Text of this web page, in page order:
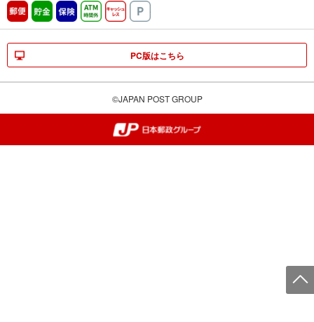
郵便 貯金 保険 ATM時間外キャッシュレス
PC版はこちら
©JAPAN POST GROUP